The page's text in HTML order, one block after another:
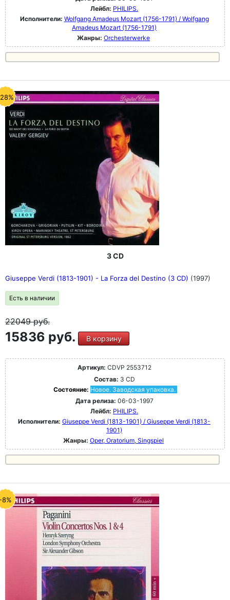
Лейбл: PHILIPS.
Исполнители: Wolfgang Amadeus Mozart (1756-1791) / Wolfgang
Amadeus Mozart (1756-1791)
Жанры: Orchesterwerke
3 CD
Giuseppe Verdi (1813-1901) - La Forza del Destino (3 CD) (1997)
Есть в наличии
22049руб.
15836 руб. В корзину
Артикул: CDVP 2553712
Состав: 3 CD
Состояние: Новое. Заводская упаковка.
Дата релиза: 06-03-1997
Лейбл: PHILIPS.
Исполнители: Giuseppe Verdi (1813-1901) / Giuseppe Verdi (1813-
1901)
Жанры: Oper, Oratorium, Singspiel
8%